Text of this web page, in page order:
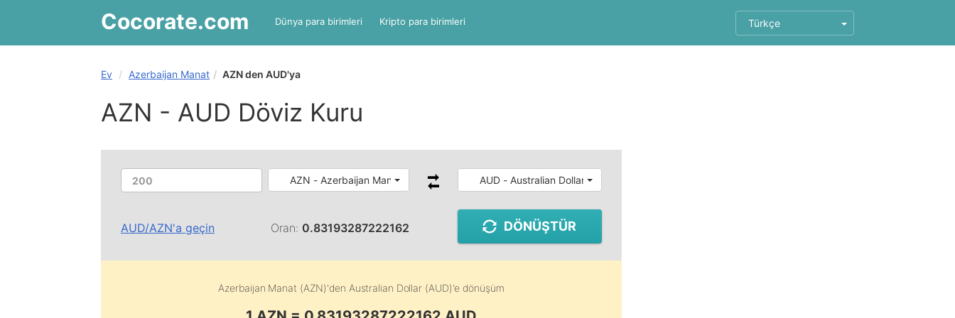
Cocorate.com Dünya para birimleri Kripto para birimleri Türkçe
Ev Azerbaijan Manat AZN den AUD'ya
AZN - AUD Döviz Kuru
AZN - Azerbaijan Manat AUD - Australian Dollar
AUD/AZN'a geçin Oran: 0.83193287222162 DÖNÜŞTÜR
Azerbaijan Manat (AZN)'den Australian Dollar (AUD)'e dönüşüm